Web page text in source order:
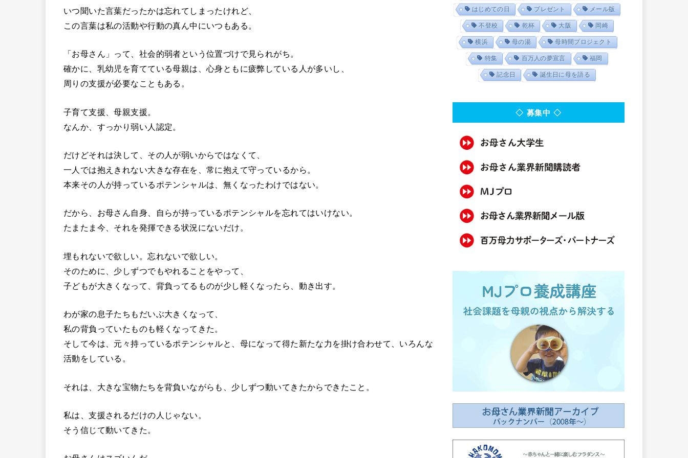
いつ聞いた言葉だったかは忘れてしまったけれど、
この言葉は私の活動や行動の真ん中にいつもある。
「お母さん」って、社会的弱者という位置づけで見られがち。
確かに、乳幼児を育てている母親は、心身ともに疲弊している人が多いし、
周りの支援が必要なこともある。
子育て支援、母親支援。
なんか、すっかり弱い人認定。
だけどそれは決して、その人が弱いからではなくて、
一人では抱えきれない大きな存在を、常に抱えて守っているから。
本来その人が持っているポテンシャルは、無くなったわけではない。
だから、お母さん自身、自らが持っているポテンシャルを忘れてはいけない。
たまたま今、それを発揮できる状況にないだけ。
埋もれないで欲しい。忘れないで欲しい。
そのために、少しずつでもやれることをやって、
子どもが大きくなって、背負ってるものが少し軽くなったら、動き出す。
わが家の息子たちもだいぶ大きくなって、
私の背負っていたものも軽くなってきた。
そして今は、元々持っているポテンシャルと、母になって得た新たな力を掛け合わせて、いろんな
活動をしている。
それは、大きな宝物たちを背負いながらも、少しずつ動いてきたからできたこと。
私は、支援されるだけの人じゃない。
そう信じて動いてきた。
はじめての日 プレゼント メール版
不登校 乾杯 大阪 岡崎
横浜 母の湯 母時間プロジェクト
特集 百万人の夢宣言 福岡
記念日 誕生日に母を語る
◇ 募集中 ◇